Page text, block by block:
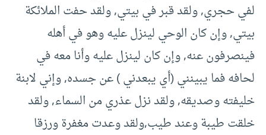
لفي حجري, ولقد قبر في بيتي, ولقد حفت الملائكة
بيتي, وإن كان الوحي لينزل عليه وهو في أهله
فينصرفون عنه, وإن كان لينزل عليه وأنا معه في
لحافه فما يبينني (أي يبعدني ) عن جسده, وإني لابنة
خليفته وصديقه, ولقد نزل عذري من السماء, ولقد
خلقت طيبة وعند طيب,ولقد وعدت مغفرة ورزقا